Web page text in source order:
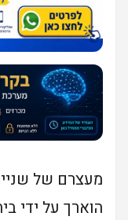
הוארך על ידי